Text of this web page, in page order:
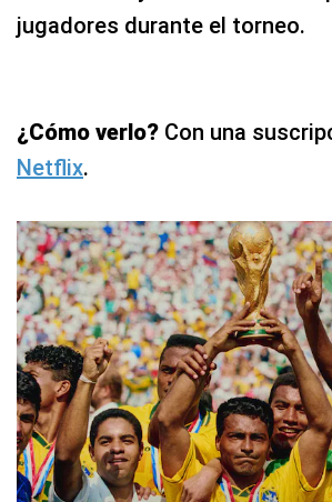
jugadores durante el torneo.
¿Cómo verlo? Con una
Netflix.